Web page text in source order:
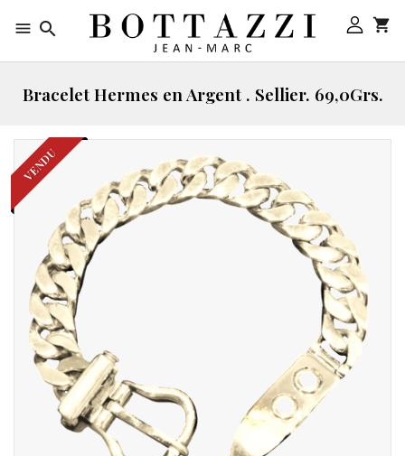
  
Bracelet Hermes en Argent . Sellier. 69,0Grs.
VENDU